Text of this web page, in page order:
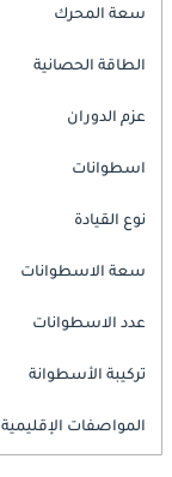
سعة المحرك
الطاقة الحصانية
عزم الدوران
اسطوانات
نوع القيادة
سعة الاسطوانات
عدد الاسطوانات
تركيبة الأسطوانة
المواصفات الإقليمية